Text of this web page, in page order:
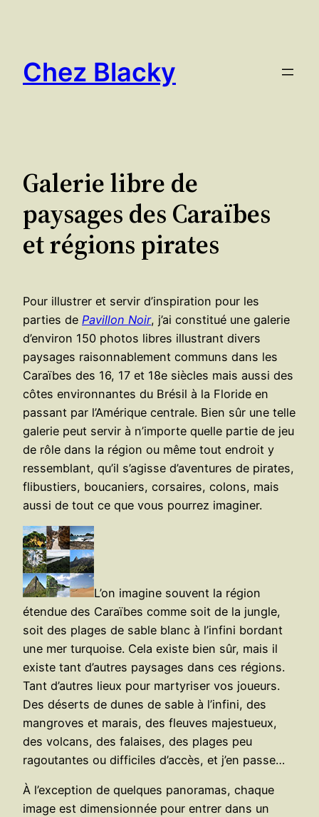
Chez Blacky
Galerie libre de
paysages des Caraïbes
et régions pirates
Pour illustrer et servir d’inspiration pour les
parties de Pavillon Noir, j’ai constitué une galerie
d’environ 150 photos libres illustrant divers
paysages raisonnablement communs dans les
Caraïbes des 16, 17 et 18e siècles mais aussi des
côtes environnantes du Brésil à la Floride en
passant par l’Amérique centrale. Bien sûr une telle
galerie peut servir à n’importe quelle partie de jeu
de rôle dans la région ou même tout endroit y
ressemblant, qu’il s’agisse d’aventures de pirates,
flibustiers, boucaniers, corsaires, colons, mais
aussi de tout ce que vous pourrez imaginer.
L’on imagine souvent la région
étendue des Caraïbes comme soit de la jungle,
soit des plages de sable blanc à l’infini bordant
une mer turquoise. Cela existe bien sûr, mais il
existe tant d’autres paysages dans ces régions.
Tant d’autres lieux pour martyriser vos joueurs.
Des déserts de dunes de sable à l’infini, des
mangroves et marais, des fleuves majestueux,
des volcans, des falaises, des plages peu
ragoutantes ou difficiles d’accès, et j’en passe…
À l’exception de quelques panoramas, chaque
image est dimensionnée pour entrer dans un